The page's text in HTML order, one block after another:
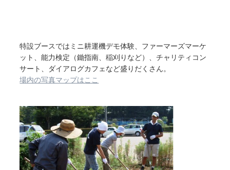
特設ブースではミニ耕運機デモ体験、ファーマーズマーケ
ット、能力検定（鋤指南、稲刈りなど）、チャリティコン
サート、ダイアログカフェなど盛りだくさん。
場内の写真マップはここ